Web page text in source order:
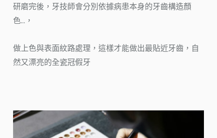
研磨完後，牙技師會分別依據病患本身的牙齒構造顏
色…，
做上色與表面紋路處理，這樣才能做出最貼近牙齒，自
然又漂亮的全瓷冠假牙